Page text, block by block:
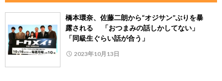
橋本環奈、佐藤二朗から“オジサン”ぶりを暴
露される 「おつまみの話しかしてない」
「同級生ぐらい話が合う」
2023年10月13日